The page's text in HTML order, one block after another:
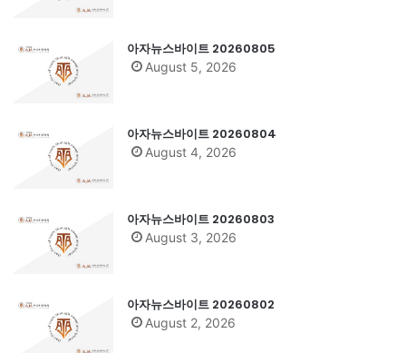
아자뉴스바이트 20260805
August 5, 2026
아자뉴스바이트 20260804
August 4, 2026
아자뉴스바이트 20260803
August 3, 2026
아자뉴스바이트 20260802
August 2, 2026